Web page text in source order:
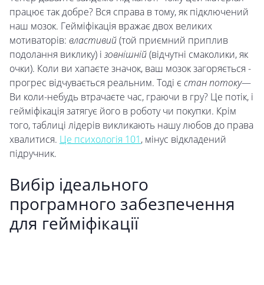
працює так добре? Вся справа в тому, як підключений
наш мозок. Гейміфікація вражає двох великих
мотиваторів: властивий(той приємний приплив
подолання виклику) і зовнішній(відчутні смаколики, як
очки). Коли ви хапаєте значок, ваш мозок загоряється -
прогрес відчувається реальним. Тоді є стан потоку—
Ви коли-небудь втрачаєте час, граючи в гру? Це потік, і
гейміфікація затягує його в роботу чи покупки. Крім
того, таблиці лідерів викликають нашу любов до права
хвалитися. Це психологія 101, мінус відкладений
підручник.
Вибір ідеального
програмного забезпечення
для гейміфікації